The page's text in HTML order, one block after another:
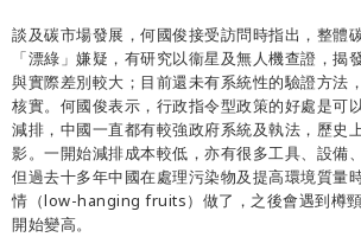
談及碳市場發展，何國俊接受訪問時指出，整體
「漂綠」嫌疑，有研究以衞星及無人機查證，揭
與實際差別較大；目前還未有系統性的驗證方法
核實。何國俊表示，行政指令型政策的好處是可
減排，中國一直都有較強政府系統及執法，歷史
影。一開始減排成本較低，亦有很多工具、設備
但過去十多年中國在處理污染物及提高環境質量
情（low-hanging fruits）做了，之後會遇到樽
開始變高。